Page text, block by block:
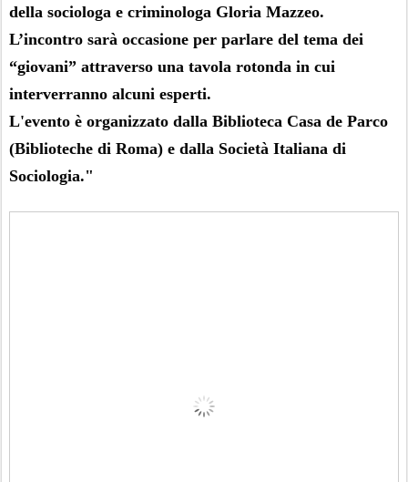
della sociologa e criminologa Gloria Mazzeo.
L’incontro sarà occasione per parlare del tema dei
“giovani” attraverso una tavola rotonda in cui
interverranno alcuni esperti.
L'evento è organizzato dalla Biblioteca Casa de Parco
(Biblioteche di Roma) e dalla Società Italiana di
Sociologia."